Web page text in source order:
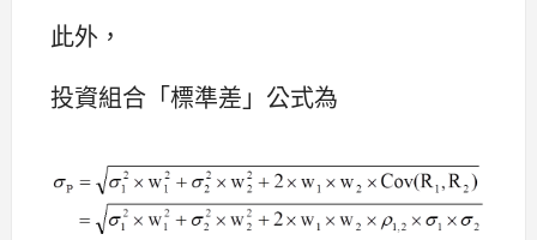
此外，
投資組合「標準差」公式為